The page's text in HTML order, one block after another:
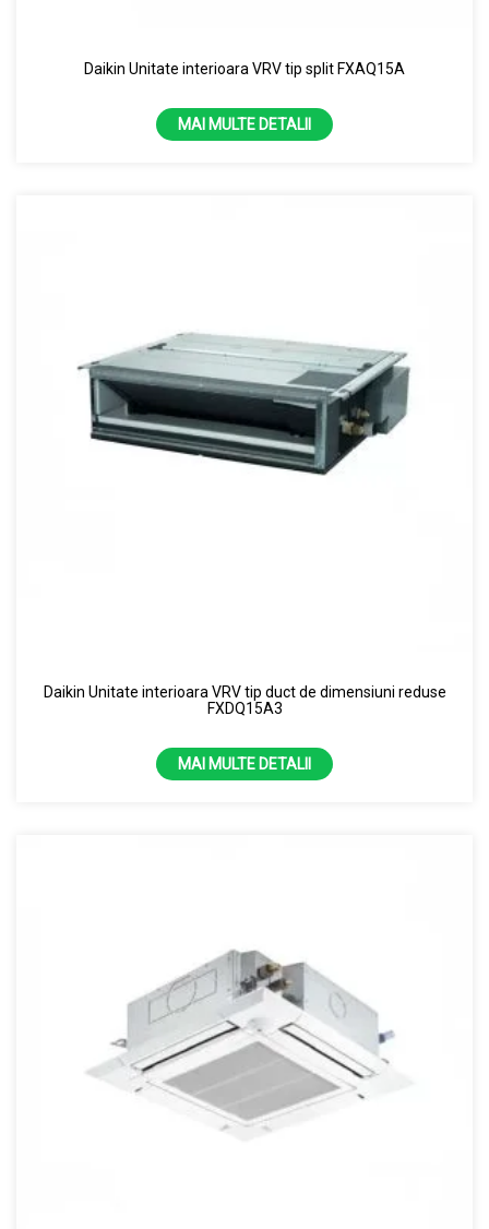
Daikin Unitate interioara VRV tip split FXAQ15A
MAI MULTE DETALII
Daikin Unitate interioara VRV tip duct de dimensiuni reduse
FXDQ15A3
MAI MULTE DETALII